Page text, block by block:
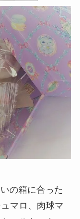
の箱に合った
マロ、肉球マ